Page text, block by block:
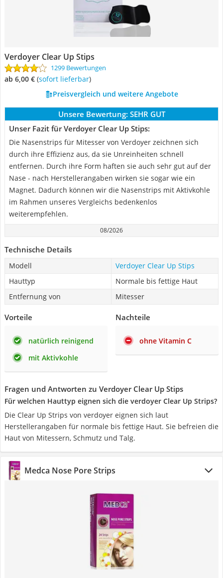
Verdoyer Clear Up Stips
1299 Bewertungen
ab 6,00 € ( Sofort lieferbar)
Preisvergleich und weitere Angebote
Unsere Bewertung: SEHR GUT
Unser Fazit für Verdoyer Clear Up Stips:
Die Nasenstrips für Mitesser von Verdoyer zeichnen sich
durch ihre Effizienz aus, da sie Unreinheiten schnell
entfernen. Durch ihre Form haften sie auch sehr gut auf der
Nase - nach Herstellerangaben wirken sie sogar wie ein
Magnet. Dadurch können wir die Nasenstrips mit Aktivkohle
im Rahmen unseres Vergleichs bedenkenlos
weiterempfehlen.
08/2026
Technische Details
Modell
Verdoyer Clear Up Stips
Hauttyp
Normale bis fettige Haut
Entfernung von
Mitesser
Vorteile
natürlich reinigend
mit Aktivkohle
Nachteile
ohne Vitamin C
Fragen und Antworten zu Verdoyer Clear Up Stips
Für welchen Hauttyp eignen sich die verdoyer Clear Up Strips?
Die Clear Up Strips von verdoyer eignen sich laut
Herstellerangaben für normale bis fettige Haut. Sie befreien die
Haut von Mitessern, Schmutz und Talg.
Medca Nose Pore Strips